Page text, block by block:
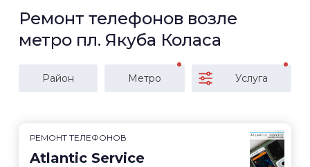
Ремонт телефонов возле
метро пл. Якуба Коласа
Район Метро Услуга
РЕМОНТ ТЕЛЕФОНОВ
Atlantic Service